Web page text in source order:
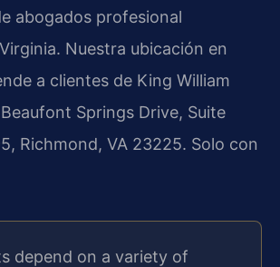
abogados profesional
Nuestra ubicación en
a clientes de King William
Springs Drive, Suite
Richmond, VA 23225. Solo con
depend on a variety of